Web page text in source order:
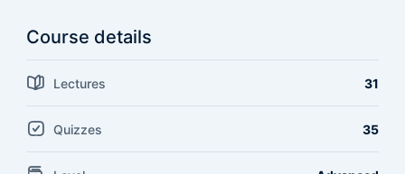
Course details
Lectures 31
Quizzes 35